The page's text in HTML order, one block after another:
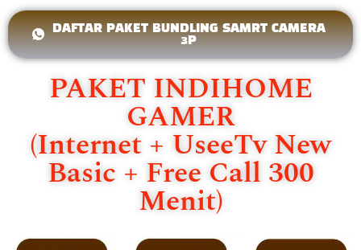
DAFTAR PAKET BUNDLING SAMRT CAMERA
3P
PAKET INDIHOME
GAMER
(Internet + UseeTv New
Basic + Free Call 300
Menit)